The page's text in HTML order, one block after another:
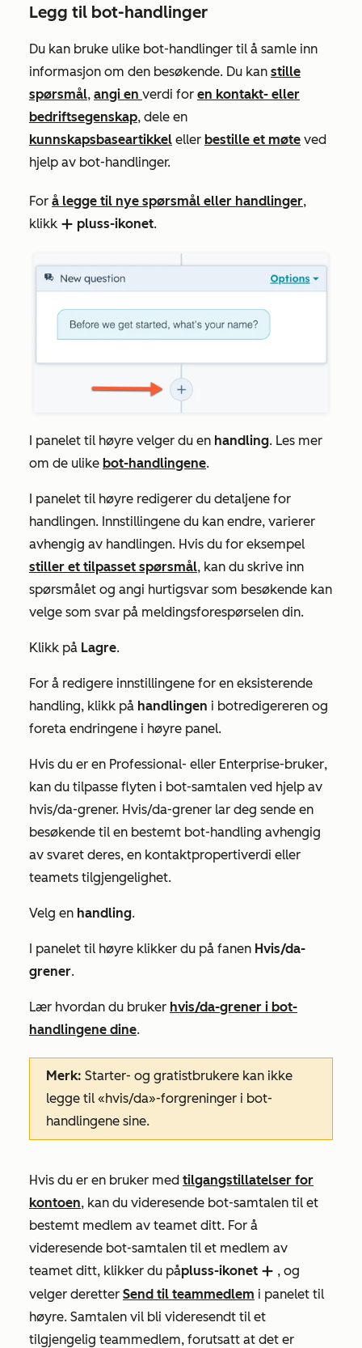
Legg til bot-handlinger
Du kan bruke ulike bot-handlinger til å samle inn
informasjon om den besøkende. Du kan stille
spørsmål, angi en verdi for en kontakt- eller
bedriftsegenskap, dele en
kunnskapsbaseartikkel eller bestille et møte ved
hjelp av bot-handlinger.
For å legge til nye spørsmål eller handlinger,
klikk add pluss-ikonet.
I panelet til høyre velger du en handling. Les mer
om de ulike bot-handlingene.
I panelet til høyre redigerer du detaljene for
handlingen. Innstillingene du kan endre, varierer
avhengig av handlingen. Hvis du for eksempel
stiller et tilpasset spørsmål, kan du skrive inn
spørsmålet og angi hurtigsvar som besøkende kan
velge som svar på meldingsforespørselen din.
Klikk på Lagre.
For å redigere innstillingene for en eksisterende
handling, klikk på handlingen i botredigereren og
foreta endringene i høyre panel.
Hvis du er en Professional- eller Enterprise-bruker,
kan du tilpasse flyten i bot-samtalen ved hjelp av
hvis/da-grener. Hvis/da-grener lar deg sende en
besøkende til en bestemt bot-handling avhengig
av svaret deres, en kontaktpropertiverdi eller
teamets tilgjengelighet.
Velg en handling.
I panelet til høyre klikker du på fanen Hvis/da-
grener.
Lær hvordan du bruker hvis/da-grener i bot-
handlingene dine.
Merk: Starter- og gratistbrukere kan ikke
legge til «hvis/da»-forgreninger i bot-
handlingene sine.
Hvis du er en bruker med tilgangstillatelser for
kontoen, kan du videresende bot-samtalen til et
bestemt medlem av teamet ditt. For å
videresende bot-samtalen til et medlem av
teamet ditt, klikker du påpluss-ikonet add , og
velger deretter Send til teammedlem i panelet til
høyre. Samtalen vil bli videresendt til et
tilgjengelig teammedlem, forutsatt at det er